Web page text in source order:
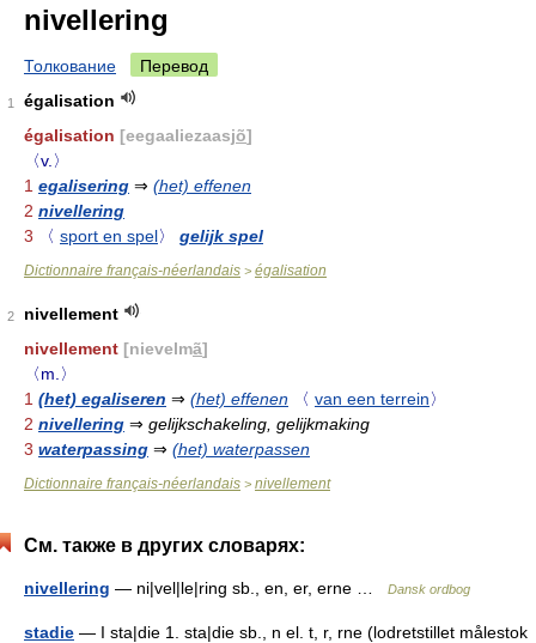
nivellering
Толкование Перевод
1
égalisation
égalisation [eegaaliezaasjõ]
〈v.〉
1 egalisering ⇒ (het) effenen
2 nivellering
3
〈 sport en spel〉 gelijk spel
Dictionnaire français-néerlandais > égalisation
2
nivellement
nivellement [nievelmã]
〈m.〉
1 (het) egaliseren ⇒ (het) effenen 〈 van een terrein〉
2 nivellering ⇒ gelijkschakeling, gelijkmaking
3 waterpassing ⇒ (het) waterpassen
Dictionnaire français-néerlandais > nivellement
См. также в других словарях:
nivellering — ni|vel|le|ring sb., en, er, erne … Dansk ordbog
stadie — I sta|die 1. sta|die sb., n el. t, r, rne (lodretstillet målestok